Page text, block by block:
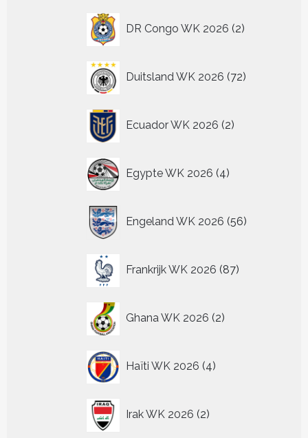
DR Congo WK 2026 2
producten
Duitsland WK 2026 72
producten
Ecuador WK 2026 2
producten
Egypte WK 2026 4
producten
Engeland WK 2026 56
producten
Frankrijk WK 2026 87
producten
Ghana WK 2026 2
producten
Haïti WK 2026 4
producten
Irak WK 2026 2
producten